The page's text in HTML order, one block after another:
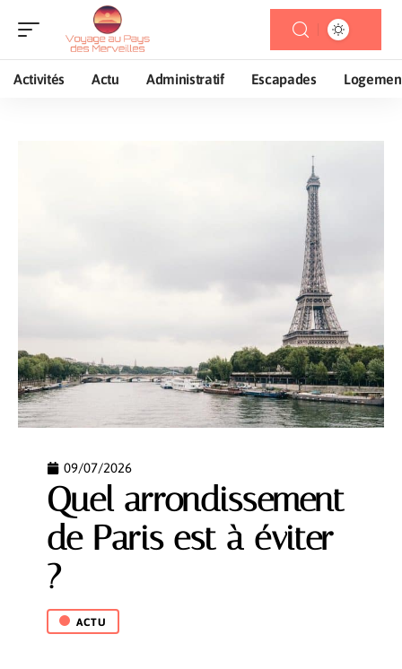
Activités Actu Administratif Escapades
09/07/2026
Quel arrondissement
de Paris est à éviter
?
ACTU